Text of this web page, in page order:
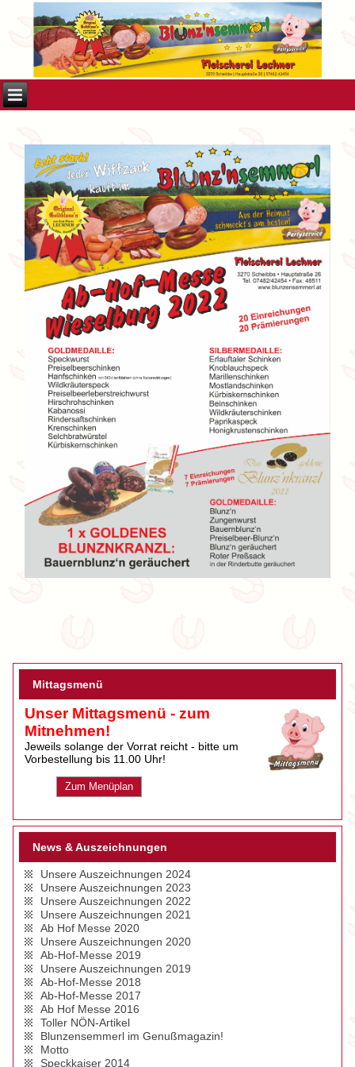
Mittagsmenü
Unser Mittagsmenü - zum
Mitnehmen!
Jeweils solange der Vorrat reicht - bitte um
Vorbestellung bis 11.00 Uhr!
Zum Menüplan
News & Auszeichnungen
Unsere Auszeichnungen 2024
Unsere Auszeichnungen 2023
Unsere Auszeichnungen 2022
Unsere Auszeichnungen 2021
Ab Hof Messe 2020
Unsere Auszeichnungen 2020
Ab-Hof-Messe 2019
Unsere Auszeichnungen 2019
Ab-Hof-Messe 2018
Ab-Hof-Messe 2017
Ab Hof Messe 2016
Toller NÖN-Artikel
Blunzensemmerl im Genußmagazin!
Motto
Speckkaiser 2014